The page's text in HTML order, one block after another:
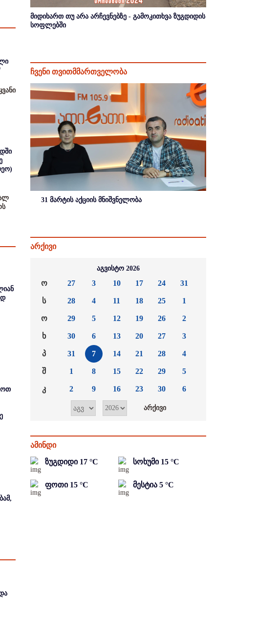
მიდიხართ თუ არა არჩევნებზე - გამოკითხვა ზუგდიდის
სოფლებში
ჩვენი თვითმმართველობა
31 მარტის აქციის მნიშვნელობა
არქივი
აგვისტო 2026
ო
ს
ო
ხ
პ
შ
კ
27
28
29
30
31
1
2
3
4
5
6
7
8
9
10
11
12
13
14
15
16
17
18
19
20
21
22
23
24
25
26
27
28
29
30
31
1
2
3
4
5
6
ამინდი
ზუგდიდი 17 °C სოხუმი 15 °C
ფოთი 15 °C მესტია 5 °C